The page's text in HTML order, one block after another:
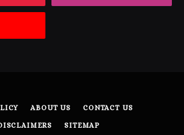
ABOUT US CONTACT US
SITEMAP